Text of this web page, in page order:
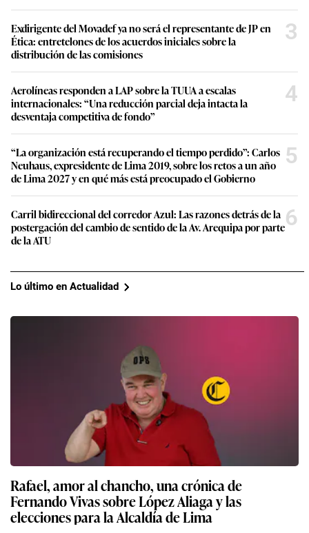
Exdirigente del Movadef ya no será el representante de JP en
Ética: entretelones de los acuerdos iniciales sobre la
distribución de las comisiones
3
Aerolíneas responden a LAP sobre la TUUA a escalas
internacionales: “Una reducción parcial deja intacta la
desventaja competitiva de fondo”
4
“La organización está recuperando el tiempo perdido”: Carlos
Neuhaus, expresidente de Lima 2019, sobre los retos a un año
de Lima 2027 y en qué más está preocupado el Gobierno
5
Carril bidireccional del corredor Azul: Las razones detrás de la
postergación del cambio de sentido de la Av. Arequipa por parte
de la ATU
6
Lo último en Actualidad
Rafael, amor al chancho, una crónica de
Fernando Vivas sobre López Aliaga y las
elecciones para la Alcaldía de Lima